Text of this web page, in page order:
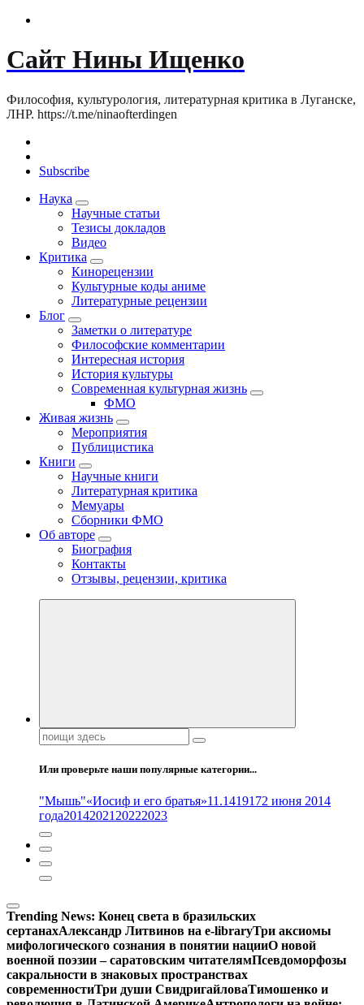
Сайт Нины Ищенко
Философия, культурология, литературная критика в Луганске,
ЛНР. https://t.me/ninaofterdingen
Subscribe
Наука
Научные статьи
Тезисы докладов
Видео
Критика
Кинорецензии
Культурные коды аниме
Литературные рецензии
Блог
Заметки о литературе
Философские комментарии
Интересная история
История культуры
Современная культурная жизнь
ФМО
Живая жизнь
Мероприятия
Публицистика
Книги
Научные книги
Литературная критика
Мемуары
Сборники ФМО
Об авторе
Биография
Контакты
Отзывы, рецензии, критика
Поиск:
Или проверьте наши популярные категории...
"Мышь"«Иосиф и его братья»11.1419172 июня 2014
года20142021 20222023
Trending News: Конец света в бразильских
сертанахАлександр Литвинов на e-libraryТри аксиомы
мифологического сознания в понятии нацииО новой
военной поэзии – саратовским читателямПсевдоморфозы
сакральности в знаковых пространствах
современностиТри души СвидригайловаТимошенко и